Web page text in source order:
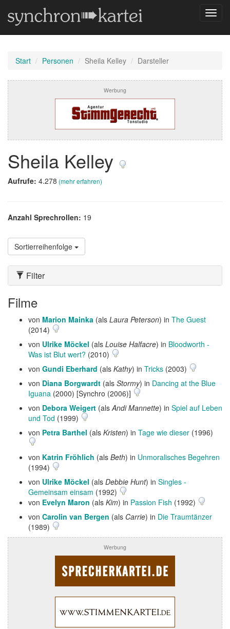
Start Personen Sheila Kelley Darsteller
Werbung
Sheila Kelley
Aufrufe: 4.278 (mehr erfahren)
Anzahl Sprechrollen: 19
Sortierreihenfolge
Filter
Filme
von Marion Mainka (als Laura Peterson) in The Guest
(2014)
von Ulrike Möckel (als Louise Halfacre) in Bloodworth -
Was ist Blut wert? (2010)
von Gundi Eberhard (als Kathy) in Tricks (2003)
von Diana Borgwardt (als Stormy) in Dancing at the Blue
Iguana (2000) [Synchro (2006)]
von Debora Weigert (alsAndi Mannette) in Spiel auf Leben
und Tod (1999)
von Petra Barthel (als Kristen) in Tage wie dieser (1996)
von Katrin Fröhlich (als Beth) in Unmoralisches Begehren
(1994)
von Ulrike Möckel (als Debbie Hunt) in Singles -
Gemeinsam einsam (1992)
von Evelyn Maron (als Kim) in Passion Fish (1992)
von Carolin van Bergen (als Carrie) in Die Traumtänzer
(1989)
Werbung